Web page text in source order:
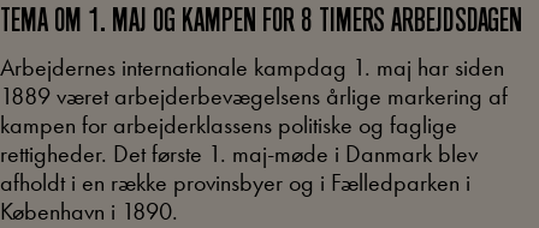
TEMA OM 1. MAJ OG KAMPEN FOR 8 TIMERS ARBEJDSDAGEN
Arbejdernes internationale kampdag 1. maj har siden
1889 været arbejderbevægelsens årlige markering af
kampen for arbejderklassens politiske og faglige
rettigheder. Det første 1. maj-møde i Danmark blev
afholdt i en række provinsbyer og i Fælledparken i
København i 1890.